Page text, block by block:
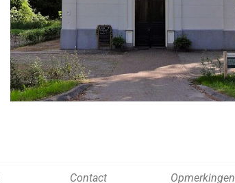
Contact Opmerkingen